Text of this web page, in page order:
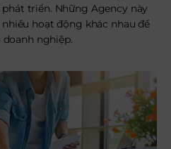
triển. Những Agency này
hoạt động khác nhau để
nghiệp.